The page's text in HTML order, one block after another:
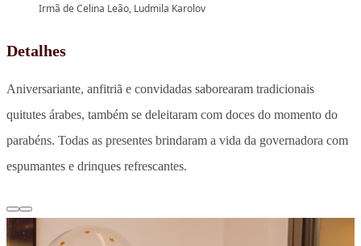
Irmã de Celina Leão, Ludmila Karolov
Detalhes
Aniversariante, anfitriã e convidadas saborearam tradicionais
quitutes árabes, também se deleitaram com doces do momento do
parabéns. Todas as presentes brindaram a vida da governadora com
espumantes e drinques refrescantes.